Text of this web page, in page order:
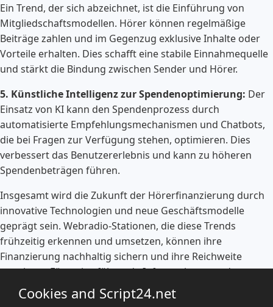
Ein Trend, der sich abzeichnet, ist die Einführung von
Mitgliedschaftsmodellen. Hörer können regelmäßige
Beiträge zahlen und im Gegenzug exklusive Inhalte oder
Vorteile erhalten. Dies schafft eine stabile Einnahmequelle
und stärkt die Bindung zwischen Sender und Hörer.
5. Künstliche Intelligenz zur Spendenoptimierung: Der
Einsatz von KI kann den Spendenprozess durch
automatisierte Empfehlungsmechanismen und Chatbots,
die bei Fragen zur Verfügung stehen, optimieren. Dies
verbessert das Benutzererlebnis und kann zu höheren
Spendenbeträgen führen.
Insgesamt wird die Zukunft der Hörerfinanzierung durch
innovative Technologien und neue Geschäftsmodelle
geprägt sein. Webradio-Stationen, die diese Trends
frühzeitig erkennen und umsetzen, können ihre
Finanzierung nachhaltig sichern und ihre Reichweite
erweitern. Für weiterführende Informationen und
Fallstudien zu erfolgreichen Modellen können Sie
RadioWorldbesuchen.
Cookies and Script24.net